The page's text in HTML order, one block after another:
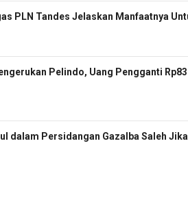
PLN Tandes Jelaskan Manfaatnya
Pelindo, Uang Pengganti
dalam Persidangan Gazalba Saleh